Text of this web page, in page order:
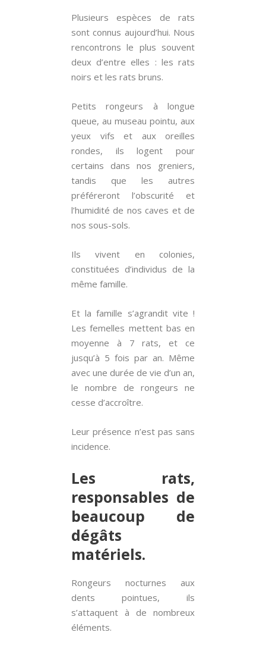
Plusieurs espèces de rats
sont connus aujourd’hui. Nous
rencontrons le plus souvent
deux d’entre elles : les rats
noirs et les rats bruns.
Petits rongeurs à longue
queue, au museau pointu, aux
yeux vifs et aux oreilles
rondes, ils logent pour
certains dans nos greniers,
tandis que les autres
préféreront l’obscurité et
l’humidité de nos caves et de
nos sous-sols.
Ils vivent en colonies,
constituées d’individus de la
même famille.
Et la famille s’agrandit vite !
Les femelles mettent bas en
moyenne à 7 rats, et ce
jusqu’à 5 fois par an. Même
avec une durée de vie d’un an,
le nombre de rongeurs ne
cesse d’accroître.
Leur présence n’est pas sans
incidence.
Les rats,
responsables de
beaucoup de
dégâts
matériels.
Rongeurs nocturnes aux
dents pointues, ils
s’attaquent à de nombreux
éléments.